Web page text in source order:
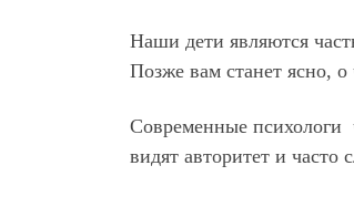
Наши дети являются
Позже вам станет ясно, о
Современные психологи
видят авторитет и часто